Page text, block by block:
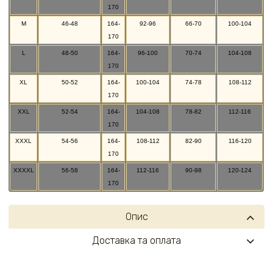
170
M 46-48
164-
170
92-96 66-70 100-104
L 48-50
164-
170
96-100 70-74 104-108
XL 50-52
164-
170
100-104 74-78 108-112
XXL 52-54
164-
170
104-108 78-82 112-116
XXXL 54-56
164-
170
108-112 82-90 116-120
XXXXL 56-58
164-
170
112-116 90-98 120-124
Опис
Доставка та оплата